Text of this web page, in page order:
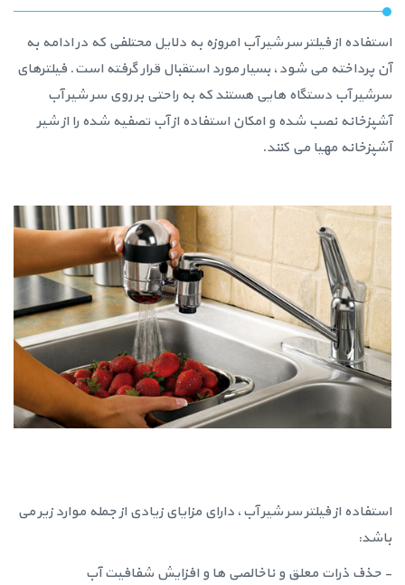
استفاده از فیلتر سر شیر آب امروزه به دلایل محتلفی که در ادامه به
آن پرداخته می شود، بسیار مورد استقبال قرار گرفته است. فیلترهای
سرشیر آب دستگاه هایی هستند که به راحتی بر روی سر شیر آب
آشپزخانه نصب شده و امکان استفاده از آب تصفیه شده را از شیر
آشپزخانه مهیا می کنند.
استفاده از فیلتر سر شیر آب، دارای مزایای زیادی از جمله موارد زیر می
باشد:
- حذف ذرات معلق و ناخالصی ها و افزایش شفافیت آب